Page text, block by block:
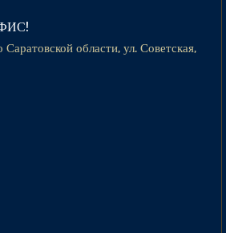
области, ул. Советская,